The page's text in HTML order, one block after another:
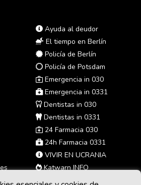
Ayuda al deudor
El tiempo en Berlín
Policía de Berlín
Policía de Potsdam
Emergencia in 030
Emergencia in 0331
Dentistas in 030
Dentistas in 0331
24 Farmacia 030
24h Farmacia 0331
VIVIR EN UCRANIA
Katwarn INFO